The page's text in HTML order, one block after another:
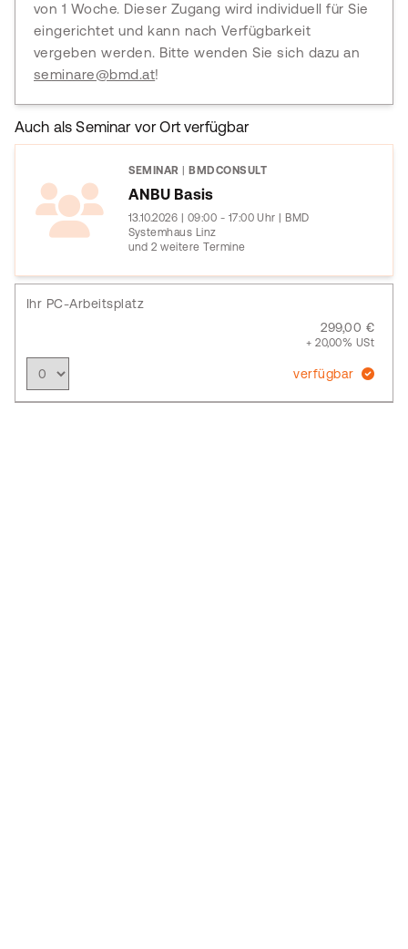
von 1 Woche. Dieser Zugang wird individuell für Sie
eingerichtet und kann nach Verfügbarkeit
vergeben werden. Bitte wenden Sie sich dazu an
seminare@bmd.at!
Auch als Seminar vor Ort verfügbar
SEMINAR BMDCONSULT
ANBU Basis
13.10.2026 | 09:00 - 17:00 Uhr | BMD
Systemhaus Linz
und 2 weitere Termine
Ihr PC-Arbeitsplatz
299,00 €
+ 20,00% USt
verfügbar